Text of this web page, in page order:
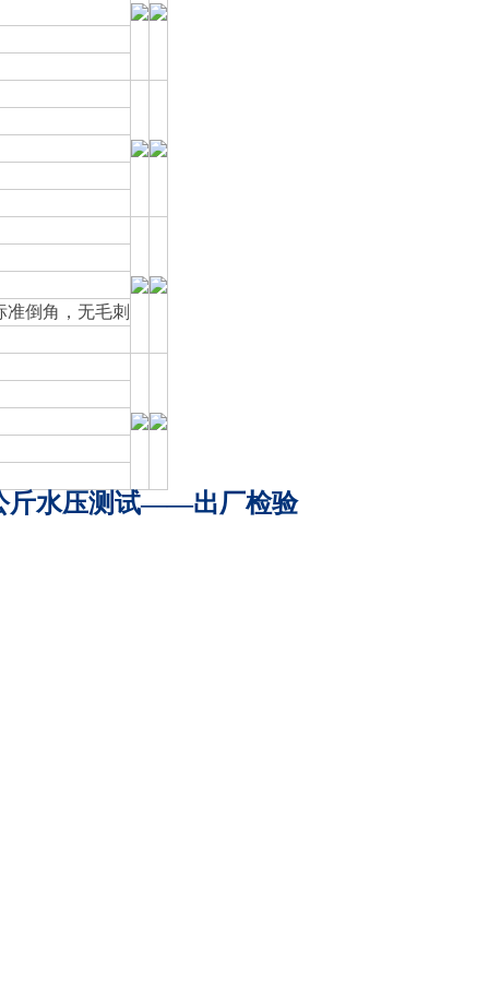
倒角，无毛刺
水压测试——出厂检验